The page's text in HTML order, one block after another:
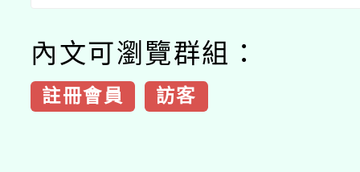
內文可瀏覽群組：
註冊會員 訪客